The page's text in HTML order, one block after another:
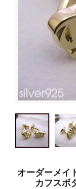
オーダーメ
カフスボ